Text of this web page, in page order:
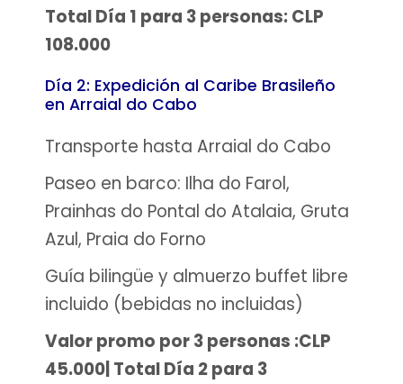
Total Día 1 para 3 personas: CLP
108.000
Día 2: Expedición al Caribe Brasileño
en Arraial do Cabo
Transporte hasta Arraial do Cabo
Paseo en barco: Ilha do Farol,
Prainhas do Pontal do Atalaia, Gruta
Azul, Praia do Forno
Guía bilingüe y almuerzo buffet libre
incluido (bebidas no incluidas)
Valor promo por 3 personas :CLP
45.000| Total Día 2 para 3